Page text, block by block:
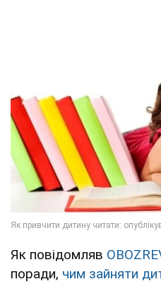
Як повідомляв
поради, чим зайняти